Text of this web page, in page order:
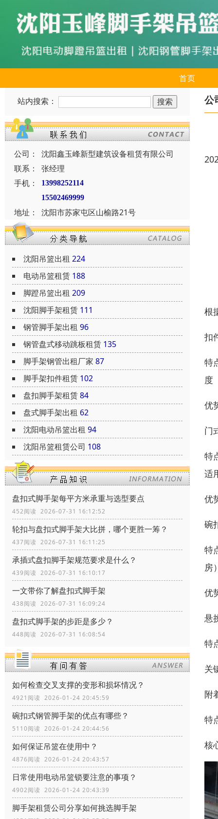
首页
站内搜索：
公司：
沈阳鑫玉峰新型建筑设备租赁有限公司
联系：
张经理
手机：
13998252114
15502469999
地址： 沈阳市苏家屯区山榆路21号
沈阳吊篮出租 224
电动吊篮租赁 188
脚蹬吊篮出租 209
沈阳脚手架租赁 111
钢管脚手架出租 96
钢管盘式移动跳板租赁 135
脚手架钢管出租厂家 87
脚手架扣件租赁 102
盘扣脚手架租赁84
盘式脚手架出租 62
沈阳电动吊篮出租 94
沈阳吊篮租赁公司 108
盘扣式脚手架每平方米承重与选型要点
452阅读 2026-07-31 16:12:52
轮扣与盘扣式脚手架大比拼，哪个更胜一筹？
437阅读 2026-07-31 16:11:25
承插式盘扣脚手架规范要求是什么？
439阅读 2026-07-31 16:10:17
一文带你了解盘扣式脚手架
438阅读 2026-07-31 16:09:24
盘扣式脚手架的步距是多少？
448阅读 2026-07-31 16:08:54
如何检查交叉支撑的变形和损坏情况？
4921阅读 2026-01-24 20:45:59
碗扣式钢管脚手架的优点有哪些？
5110阅读 2026-01-24 20:44:56
如何保证吊篮在使用中？
4876阅读 2026-01-24 20:43:57
日常使用电动吊篮锁要注意的事项？
4902阅读 2026-01-24 20:43:39
脚手架租赁公司分享如何挑选脚手架
公
根
扣
特
度
优
门
特
适
优
碗
特
房
优
悬
特
关
附
特
核